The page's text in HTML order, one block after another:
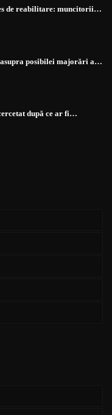
de reabilitare: muncitorii…
posibilei majorări a…
după ce ar fi…